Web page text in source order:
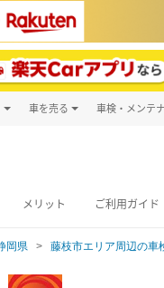
車
車を売る 車検・メンテ
メリット ご利用ガイド
岡県 藤枝市エリア周辺の車